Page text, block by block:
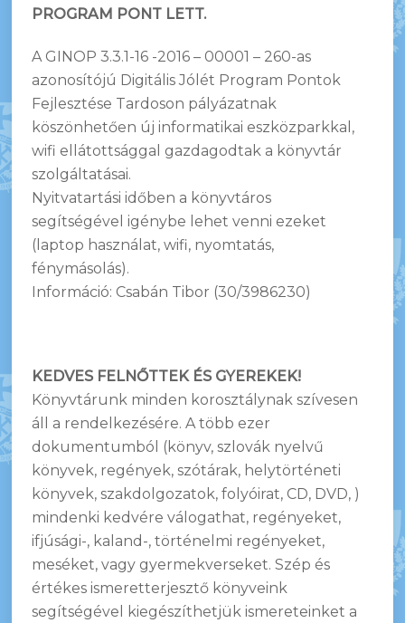
PROGRAM PONT LETT.
A GINOP 3.3.1-16 -2016 – 00001 – 260-as
azonosítójú Digitális Jólét Program Pontok
Fejlesztése Tardoson pályázatnak
köszönhetően új informatikai eszközparkkal,
wifi ellátottsággal gazdagodtak a könyvtár
szolgáltatásai.
Nyitvatartási időben a könyvtáros
segítségével igénybe lehet venni ezeket
(laptop használat, wifi, nyomtatás,
fénymásolás).
Információ: Csabán Tibor (30/3986230)
KEDVES FELNŐTTEK ÉS GYEREKEK!
Könyvtárunk minden korosztálynak szívesen
áll a rendelkezésére. A több ezer
dokumentumból (könyv, szlovák nyelvű
könyvek, regények, szótárak, helytörténeti
könyvek, szakdolgozatok, folyóirat, CD, DVD, )
mindenki kedvére válogathat, regényeket,
ifjúsági-, kaland-, történelmi regényeket,
meséket, vagy gyermekverseket. Szép és
értékes ismeretterjesztő könyveink
segítségével kiegészíthetjük ismereteinket a